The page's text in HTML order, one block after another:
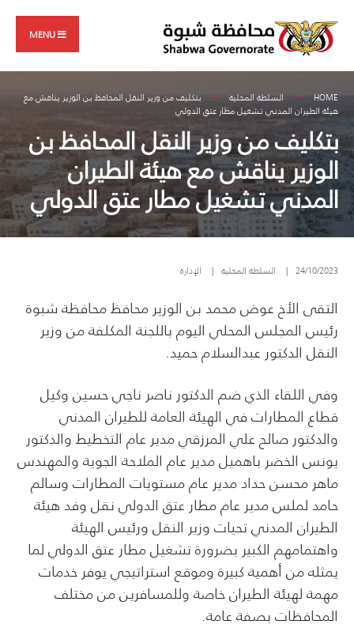
content
MENU
HOME السلطة المحلية
بتكليف من وزير النقل المحافظ بن الوزير يناقش مع
هيئة الطيران المدني تشغيل مطار عتق الدولي
بتكليف من وزير النقل المحافظ بن
الوزير يناقش مع هيئة الطيران
المدني تشغيل مطار عتق الدولي
24/10/2023
| السلطة المحلية | الإدارة
التقى الأخ عوض محمد بن الوزير محافظ محافظة شبوة
رئيس المجلس المحلي اليوم باللجنة المكلفة من وزير
النقل الدكتور عبدالسلام حميد.
وفي اللقاء الذي ضم الدكتور ناصر ناجي حسين وكيل
قطاع المطارات في الهيئة العامة للطيران المدني
والدكتور صالح علي المرزقي مدير عام التخطيط والدكتور
يونس الخضر باهميل مدير عام الملاحة الجوية والمهندس
ماهر محسن حداد مدير عام مستويات المطارات وسالم
حامد لملس مدير عام مطار عتق الدولي نقل وفد هيئة
الطيران المدني تحيات وزير النقل ورئيس الهيئة
واهتمامهم الكبير بضرورة تشغيل مطار عتق الدولي لما
يمثله من أهمية كبيرة وموقع استراتيجي يوفر خدمات
مهمة لهيئة الطيران خاصة وللمسافرين من مختلف
المحافظات بصفة عامة.
for: